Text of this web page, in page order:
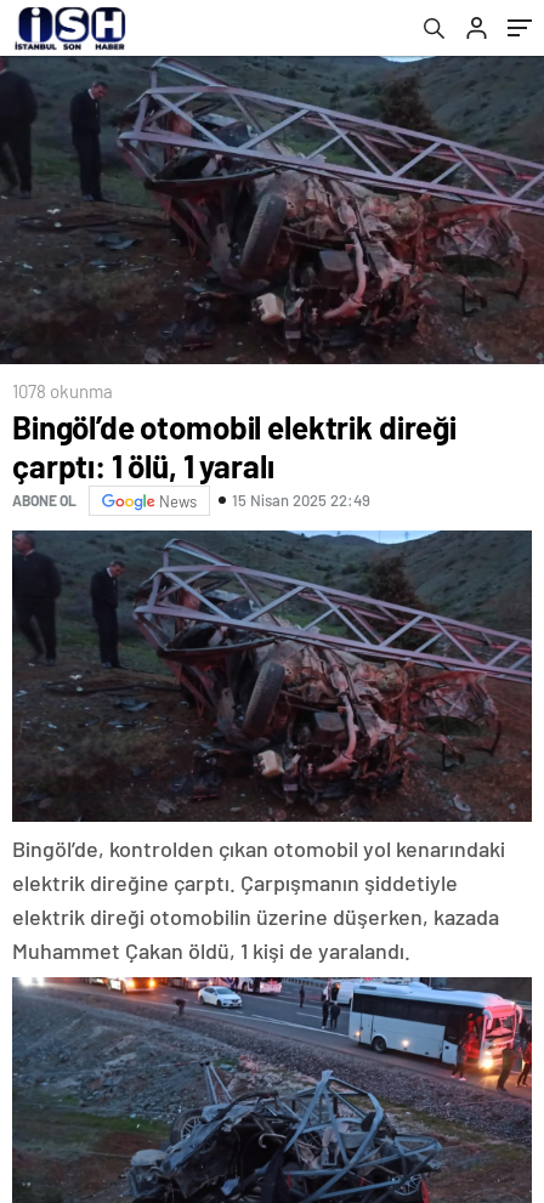
1078 okunma
Bingöl’de otomobil elektrik direği
çarptı: 1 ölü, 1 yaralı
ABONE OL News 15 Nisan 2025 22:49
Bingöl’de, kontrolden çıkan otomobil yol kenarındaki
elektrik direğine çarptı. Çarpışmanın şiddetiyle
elektrik direği otomobilin üzerine düşerken, kazada
Muhammet Çakan öldü, 1 kişi de yaralandı.